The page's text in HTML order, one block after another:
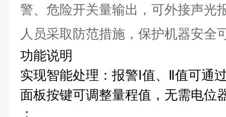
警、危险开关量输出，可外接声光
人员采取防范措施，保护机器安全
功能说明
实现智能处理：报警Ⅰ值、Ⅱ值可通
面板按键可调整量程值，无需电位
；